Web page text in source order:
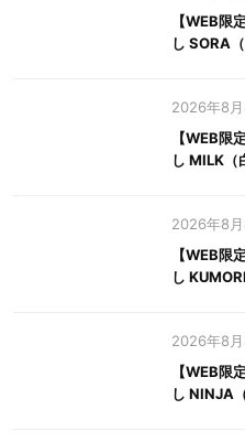
【WEB
し SORA（
2026年8
【WEB
し MILK（
2026年8
【WEB
し
2026年8
【WEB
し NINJA（